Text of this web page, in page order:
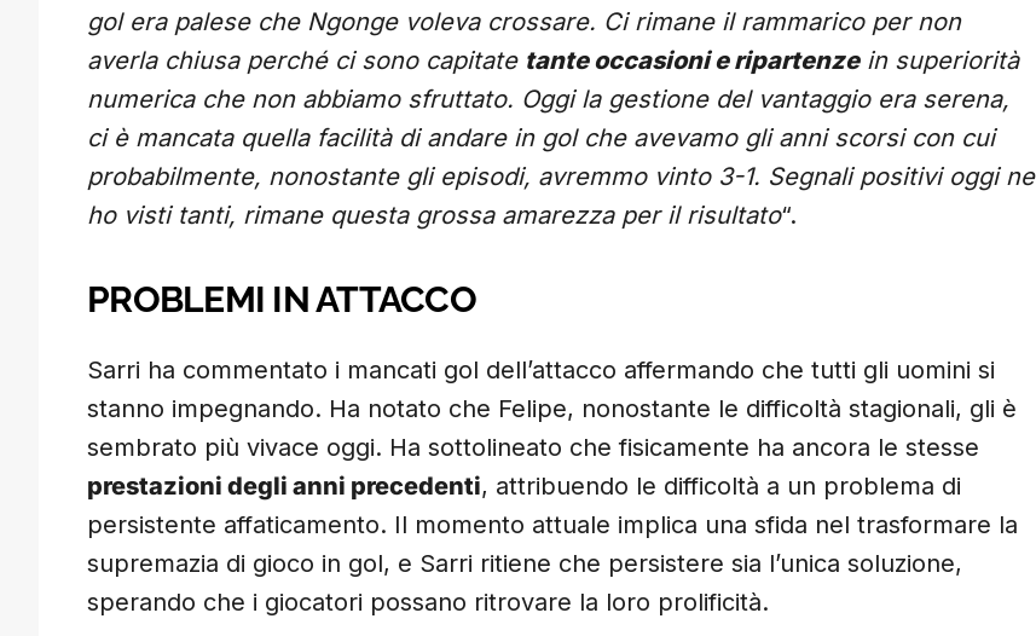
gol era palese che Ngonge voleva crossare. Ci rimane il rammarico per non
averla chiusa perché ci sono capitate tante occasioni e ripartenzein superiorità
numerica che non abbiamo sfruttato. Oggi la gestione del vantaggio era serena,
ci è mancata quella facilità di andare in gol che avevamo gli anni scorsi con cui
probabilmente, nonostante gli episodi, avremmo vinto 3-1. Segnali positivi oggi ne
ho visti tanti, rimane questa grossa amarezza per il risultato“.
PROBLEMI IN ATTACCO
Sarri ha commentato i mancati gol dell’attacco affermando che tutti gli uomini si
stanno impegnando. Ha notato che Felipe, nonostante le difficoltà stagionali, gli è
sembrato più vivace oggi. Ha sottolineato che fisicamente ha ancora le stesse
prestazioni degli anni precedenti, attribuendo le difficoltà a un problema di
persistente affaticamento. Il momento attuale implica una sfida nel trasformare la
supremazia di gioco in gol, e Sarri ritiene che persistere sia l’unica soluzione,
sperando che i giocatori possano ritrovare la loro prolificità.